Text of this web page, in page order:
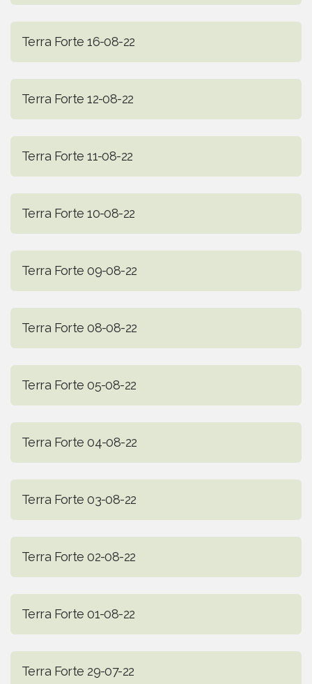
Terra Forte 16-08-22
Terra Forte 12-08-22
Terra Forte 11-08-22
Terra Forte 10-08-22
Terra Forte 09-08-22
Terra Forte 08-08-22
Terra Forte 05-08-22
Terra Forte 04-08-22
Terra Forte 03-08-22
Terra Forte 02-08-22
Terra Forte 01-08-22
Terra Forte 29-07-22